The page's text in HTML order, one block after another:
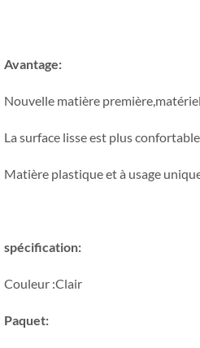
Avantage:
Nouvelle matière
La surface lisse est plus
Matière plastique et à usage
spécification:
Couleur :Clair
Paquet: